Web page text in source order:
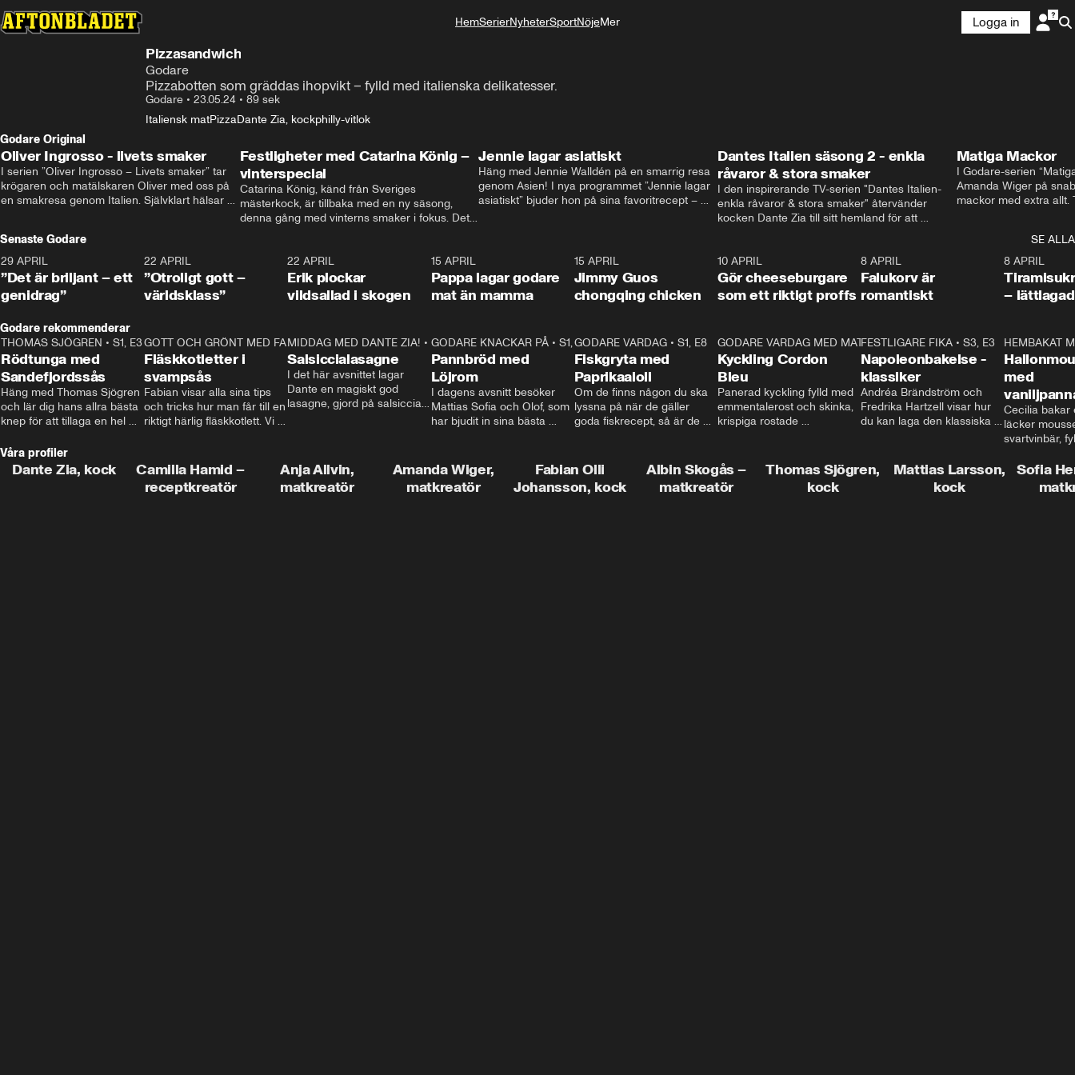
HemSerierNyheterSportNöjeMer
Logga in
Pizzasandwich
Godare
Pizzabotten som gräddas ihopvikt – fylld med italienska delikatesser.
Godare • 23.05.24 • 89 sek
Italiensk matPizzaDante Zia, kockphilly-vitlok
Godare Original
Oliver Ingrosso - livets smaker
I serien ”Oliver Ingrosso – Livets smaker” tar
krögaren och matälskaren Oliver med oss på
en smakresa genom Italien. Självklart hälsar
Festligheter med Catarina König –
vinterspecial
Catarina König, känd från Sveriges
mästerkock, är tillbaka med en ny säsong,
denna gång med vinterns smaker i fokus. Det
Jennie lagar asiatiskt
Häng med Jennie Walldén på en smarrig resa
genom Asien! I nya programmet ”Jennie lagar
asiatiskt” bjuder hon på sina favoritrecept –
Dantes Italien säsong 2 - enkla
råvaror & stora smaker
I den inspirerande TV-serien "Dantes Italien-
enkla råvaror & stora smaker" återvänder
kocken Dante Zia till sitt hemland för att
Dante regionen Emilia-Romagna och staden
Parma, där han upptäcker den genuina
matfilosofin Cucina Povera.
Matiga Mackor
I Godare-serien
Amanda Wiger på
mackor med extra allt.
italiensk variant med
festliga snittar som
Senaste Godare
SE ALLA
0:50
29 APRIL
”Det är briljant – ett
genidrag”
1:00
22 APRIL
”Otroligt gott –
världsklass”
22 APRIL
Erik plockar
vildsallad i skogen
15 APRIL
Pappa lagar godare
mat än mamma
15 APRIL
Jimmy Guos
chongqing chicken
2:04
10 APRIL
Gör cheeseburgare
som ett riktigt proffs
0:43
8 APRIL
Falukorv är
romantiskt
8 APRIL
–
Godare rekommenderar
13:56
THOMAS SJÖGREN • S1, E3
Rödtunga med
Sandefjordssås
Häng med Thomas Sjögren
och lär dig hans allra bästa
knep för att tillaga en hel
helstekt rödtunga med
sandefjordssås och en
magisk sallad på pepparrot
12:17
GOTT OCH GRÖNT MED FABBE•S2, E2
Fläskkotletter i
svampsås
Fabian visar alla sina tips
och tricks hur man får till en
riktigt härlig fläskkotlett. Vi
Fredrik som lämnat stan
och sadlat om till grisbonde
på Gotland.
16:10
MIDDAG MED DANTE ZIA! •S1, E1
Salsiccialasagne
I det här avsnittet lagar
Dante en magiskt god
lasagne, gjord på salsiccia
26:05
GODARE KNACKAR PÅ• S1, E3
Pannbröd med
Löjrom
I dagens avsnitt besöker
Mattias Sofia och Olof, som
har bjudit in sina bästa
visar hur man skapar en
riktig restaurangupplevelse
hemma, dom där extra
9:22
GODARE VARDAG• S1, E8
Fiskgryta med
Paprikaaioli
Om de finns någon du ska
lyssna på när de gäller
goda fiskrecept, så är de
livets fiskgryta. Den perfekta
vardagsmatsfavoriten som
funkar lika bra alla dagar i
11:35
GODARE VARDAG MED MATTIAS LARSSON•S1, E6
Kyckling Cordon
Bleu
Panerad kyckling fylld med
emmentalerost och skinka,
krispiga rostade
brynt smör och ärtor... Låter
det inte som en given succé
på middagsbordet i veckan?
13:18
FESTLIGARE FIKA •S3, E3
Napoleonbakelse -
klassiker
Andréa Brändström och
Fredrika Hartzell visar hur
du kan laga den klassiska
som imponerar vid varje
tillfälle!
HEMBAKAT
med
Cecilia bakar
läcker
svartvinbär,
som vilar
smulbotten.
allting med
Våra profiler
Dante Zia, kock
Camilla Hamid –
receptkreatör
Anja Allvin,
matkreatör
Amanda Wiger,
matkreatör
Fabian Olli
Johansson, kock
Albin Skogås –
matkreatör
Thomas Sjögren,
kock
Mattias Larsson,
kock
Sofia